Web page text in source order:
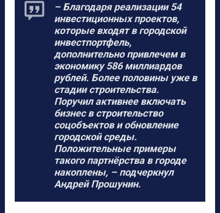
– Благодаря реализации 54
инвестиционных проектов,
которые входят в городской
инвестпортфель,
дополнительно привлечем в
экономику 586 миллиардов
рублей. Более половины уже в
стадии строительства.
Поручил активнее включать
бизнес в строительство
соцобъектов и обновление
городской среды.
Положительные примеры
такого партнёрства в городе
накоплены, – подчеркнул
Андрей Прошунин.